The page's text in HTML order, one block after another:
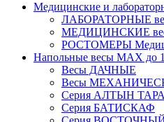
Медицинские и
ЛАБОРАТОРНЫЕ
МЕДИЦИНСКИЕ
РОСТОМЕРЫ
Напольные весы MAX до
Весы ДАЧНЫЕ
Весы
Серия АЛТЫН
Серия БАТИСКАФ